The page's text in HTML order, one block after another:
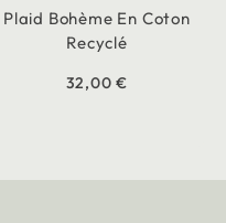
Plaid Bohème En Coton
Recyclé
32,00 €